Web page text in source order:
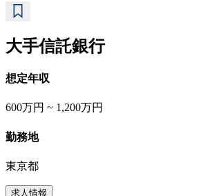
大手信託銀行
想定年収
600万円 ~ 1,200万円
勤務地
東京都
求人情報